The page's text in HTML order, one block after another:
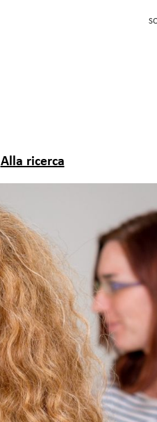
Alla ricerca